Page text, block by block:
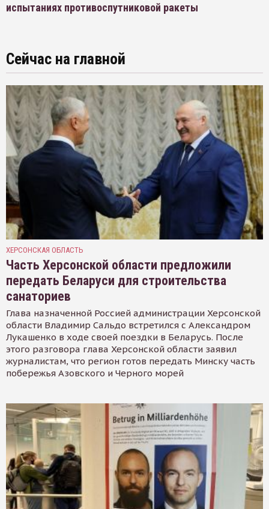
испытаниях противоспутниковой ракеты
Сейчас на главной
ХЕРСОНСКАЯ ОБЛАСТЬ
Часть Херсонской области предложили
передать Беларуси для строительства
санаториев
Глава назначенной Россией администрации Херсонской
области Владимир Сальдо встретился с Александром
Лукашенко в ходе своей поездки в Беларусь. После
этого разговора глава Херсонской области заявил
журналистам, что регион готов передать Минску часть
побережья Азовского и Черного морей